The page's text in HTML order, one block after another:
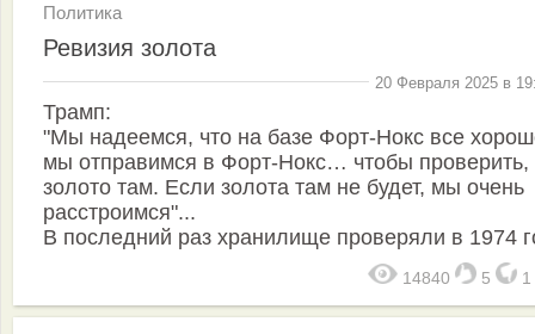
Политика
Ревизия золота
20 Февраля 2025 в
Трамп:
"Мы надеемся, что на базе Форт-Нокс все
мы отправимся в Форт-Нокс… чтобы проверить,
золото там. Если золота там не будет, мы очень
расстроимся"...
В последний раз хранилище проверяли в 1974
14840 5 1